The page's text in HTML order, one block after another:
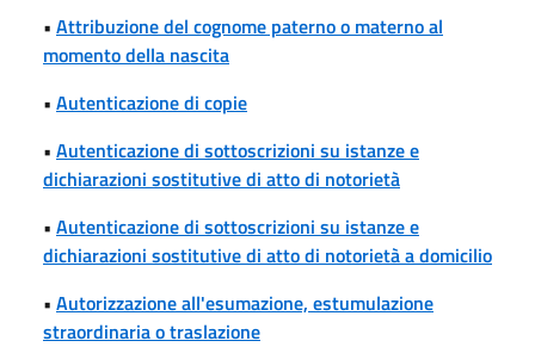
• Attribuzione del cognome paterno o materno al
momento della nascita
• Autenticazione di copie
• Autenticazione di sottoscrizioni su istanze e
dichiarazioni sostitutive di atto di notorietà
• Autenticazione di sottoscrizioni su istanze e
dichiarazioni sostitutive di atto di notorietà a domicilio
• Autorizzazione all'esumazione, estumulazione
straordinaria o traslazione